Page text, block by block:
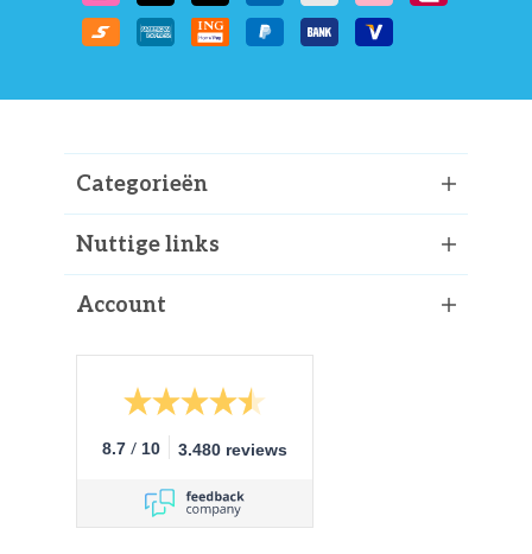
Categorieën
Nuttige links
Account
8.7 / 10 3.480 reviews